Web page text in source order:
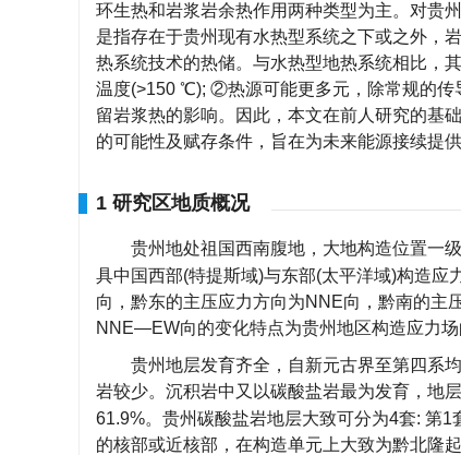
环生热和岩浆岩余热作用两种类型为主。对贵
是指存在于贵州现有水热型系统之下或之外，
热系统技术的热储。与水热型地热系统相比，
温度(>150 ℃); ②热源可能更多元，除常规的传
留岩浆热的影响。因此，本文在前人研究的基
的可能性及赋存条件，旨在为未来能源接续提
1 研究区地质概况
贵州地处祖国西南腹地，大地构造位置
具中国西部(特提斯域)与东部(太平洋域)构造
向，黔东的主压应力方向为NNE向，黔南的
NNE—EW向的变化特点为贵州地区构造应力场
贵州地层发育齐全，自新元古界至第四系
岩较少。沉积岩中又以碳酸盐岩最为发育，地
61.9%。贵州碳酸盐岩地层大致可分为4套: 第
的核部或近核部，在构造单元上大致为黔北隆